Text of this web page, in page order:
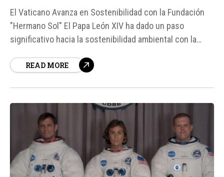
El Vaticano Avanza en Sostenibilidad con la Fundación
"Hermano Sol" El Papa León XIV ha dado un paso
significativo hacia la sostenibilidad ambiental con la
dedicada a la implementación de una planta agrivoltaica
READ MORE